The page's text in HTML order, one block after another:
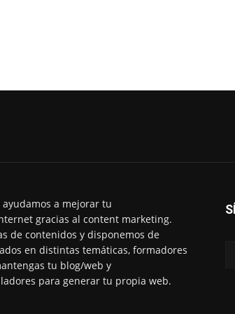
ayudamos a mejorar tu
gracias al content marketing.
de contenidos y disponemos de
en distintas temáticas, formadores
tu blog/web y
para generar tu propia web.